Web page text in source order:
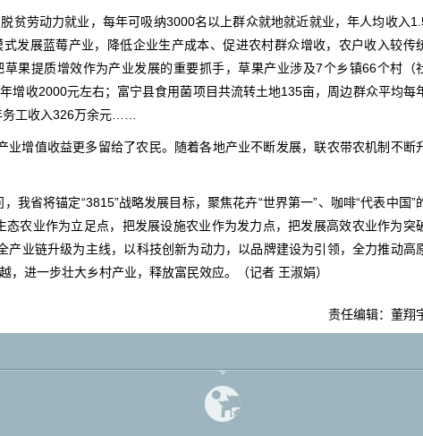
贫劳动力就业，每年可吸纳3000名以上群众就地就近就业，年人均收入
式发展蓝莓产业，降低企业生产成本、促进农村群众增收，农户收入较传
草果提质增效作为产业发展的重要抓手，草果产业涉及7个乡镇66个村（
增收2000元左右；富宁县食用菌项目共流转土地135亩，周边群众平均每
务工收入326万余元……
业增值收益更多留给了农民。随着各地产业不断发展，联农带农机制不断
我省将锚定“3815”战略发展目标，聚焦花卉“世界第一”、咖啡“代表中国”
态农业作为立足点，把发展设施农业作为发力点，把发展高效农业作为突
产业链升级为主线，以科技创新为动力，以品牌建设为引领，全力推动高
，进一步壮大乡村产业，释放富民效应。（记者 王淑娟）
责任编辑：董翔